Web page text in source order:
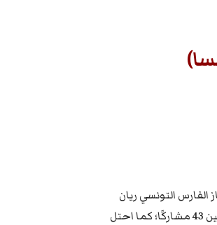
في سومور 2026 (فرنسا) في مضمار فيري يومي 10 و11 أفريل/أبريل 2026. فاز الفارس التونسي ريان
لوحيشي بالسباق الدولي لمسافة 120 كم، يوم السبت 11 أبريل 2026، مع حصانه ”فيرنيني“ من بين 43 مشاركًا؛ كما احتل